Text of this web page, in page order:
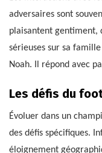
adversaires sont
plaisantent gentiment,
sérieuses sur sa
Noah. Il répond avec
Les défis du
Évoluer dans un
des défis spécifiques.
éloignement